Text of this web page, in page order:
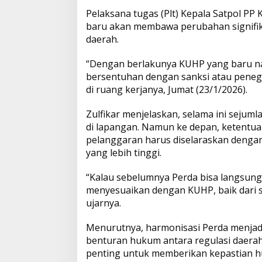
B
a
0
2
6
p
p
o
n
Pelaksana tugas (Plt) Kepala Satpol
baru akan membawa perubahan
daerah.
“Dengan berlakunya KUHP yang baru
bersentuhan dengan sanksi atau
di ruang kerjanya, Jumat (23/1/2026).
Zulfikar menjelaskan, selama ini
di lapangan. Namun ke depan,
pelanggaran harus diselaraskan
yang lebih tinggi.
“Kalau sebelumnya Perda bisa
menyesuaikan dengan KUHP, baik
ujarnya.
Menurutnya, harmonisasi Perda
benturan hukum antara regulasi
penting untuk memberikan kepastian